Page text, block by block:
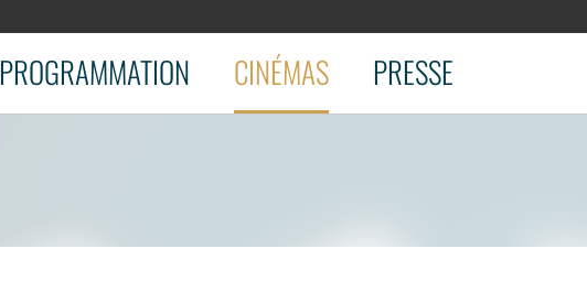
PROGRAMMATION CINÉMAS PRESSE